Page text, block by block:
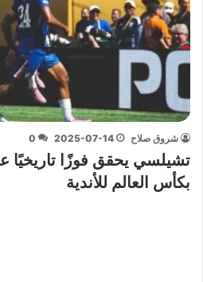
شروق صلاح 2025-07-14
0
تشيلسي يحقق فوزًا تاريخيًا
بكأس العالم للأندية